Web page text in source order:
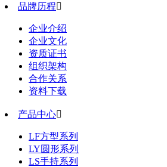
品牌历程
企业介绍
企业文化
资质证书
组织架构
合作关系
资料下载
产品中心
LF方型系列
LY圆形系列
LS手持系列